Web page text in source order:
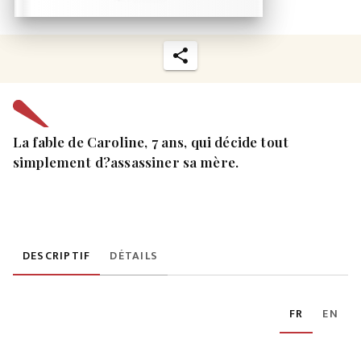
La fable de Caroline, 7 ans, qui décide tout
simplement d?assassiner sa mère.
DESCRIPTIF DÉTAILS
FR EN